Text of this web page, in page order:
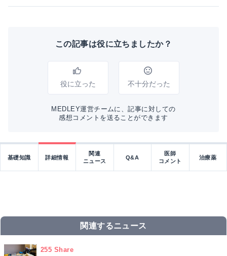
この記事は役に立ちましたか？
役に立った 不十分だった
MEDLEY運営チームに、記事に対しての
感想コメントを送ることができます
基礎知識 詳細情報
関連
ニュース
Q&A
医師
コメント
治療薬
関連するニュース
255 Share